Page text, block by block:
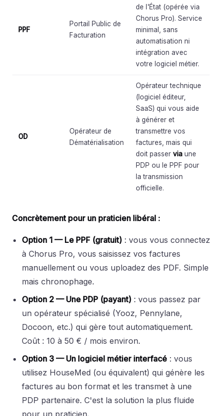
PPF
Portail Public de
Facturation
de l'État (opérée via
Chorus Pro). Service
minimal, sans
automatisation ni
intégration avec
votre logiciel métier.
OD
Opérateur de
Dématérialisation
Opérateur technique
(logiciel éditeur,
SaaS) qui vous aide
à générer et
transmettre vos
factures, mais qui
doit passer via une
PDP ou le PPF pour
la transmission
officielle.
Concrètement pour un praticien libéral :
Option 1 — Le PPF (gratuit) : vous vous connectez
à Chorus Pro, vous saisissez vos factures
manuellement ou vous uploadez des PDF. Simple
mais chronophage.
Option 2 — Une PDP (payant) : vous passez par
un opérateur spécialisé (Yooz, Pennylane,
Docoon, etc.) qui gère tout automatiquement.
Coût : 10 à 50 € / mois environ.
Option 3 — Un logiciel métier interfacé : vous
utilisez HouseMed (ou équivalent) qui génère les
factures au bon format et les transmet à une
PDP partenaire. C'est la solution la plus fluide
pour un praticien.